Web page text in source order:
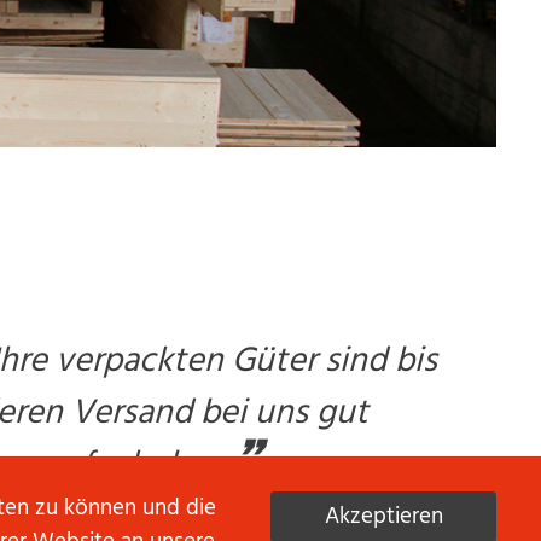
verpackten Güter sind bis
Versand bei uns gut
aufgehoben.”
zu können und die
Akzeptieren